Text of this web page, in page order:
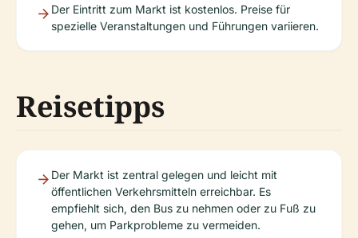
Der Eintritt zum Markt ist kostenlos. Preise für
spezielle Veranstaltungen und Führungen variieren.
Reisetipps
Der Markt ist zentral gelegen und leicht mit
öffentlichen Verkehrsmitteln erreichbar. Es
empfiehlt sich, den Bus zu nehmen oder zu Fuß zu
gehen, um Parkprobleme zu vermeiden.